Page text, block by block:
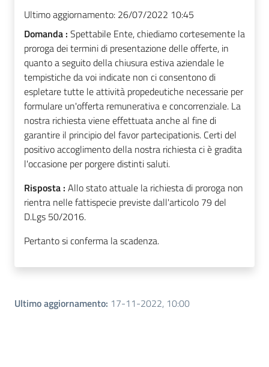
Ultimo aggiornamento: 26/07/2022 10:45
Domanda : Spettabile Ente, chiediamo cortesemente la
proroga dei termini di presentazione delle offerte, in
quanto a seguito della chiusura estiva aziendale le
tempistiche da voi indicate non ci consentono di
espletare tutte le attività propedeutiche necessarie per
formulare un'offerta remunerativa e concorrenziale. La
nostra richiesta viene effettuata anche al fine di
garantire il principio del favor partecipationis. Certi del
positivo accoglimento della nostra richiesta ci è gradita
l'occasione per porgere distinti saluti.
Risposta : Allo stato attuale la richiesta di proroga non
rientra nelle fattispecie previste dall'articolo 79 del
D.Lgs 50/2016.
Pertanto si conferma la scadenza.
Ultimo aggiornamento: 17-11-2022, 10:00